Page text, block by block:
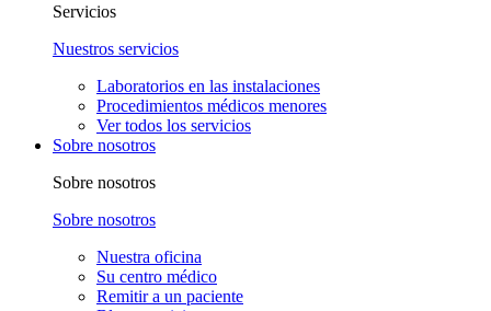
Servicios
Nuestros servicios
Laboratorios en las instalaciones
Procedimientos médicos menores
Ver todos los servicios
Sobre nosotros
Sobre nosotros
Sobre nosotros
Nuestra oficina
Su centro médico
Remitir a un paciente